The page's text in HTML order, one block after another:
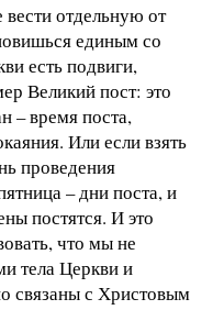
отдельную от
единым со
есть подвиги,
Великий пост: это
– время поста,
Или если взять
проведения
– дни поста, и
постятся. И это
что мы не
тела Церкви и
связаны с Христовым